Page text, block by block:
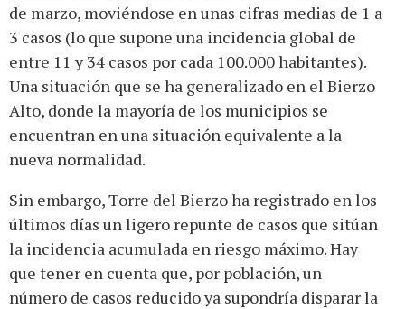
de marzo, moviéndose en unas cifras medias de 1 a
3 casos (lo que supone una incidencia global de
entre 11 y 34 casos por cada 100.000 habitantes).
Una situación que se ha generalizado en el Bierzo
Alto, donde la mayoría de los municipios se
encuentran en una situación equivalente a la
nueva normalidad.
Sin embargo, Torre del Bierzo ha registrado en los
últimos días un ligero repunte de casos que sitúan
la incidencia acumulada en riesgo máximo. Hay
que tener en cuenta que, por población, un
número de casos reducido ya supondría disparar la